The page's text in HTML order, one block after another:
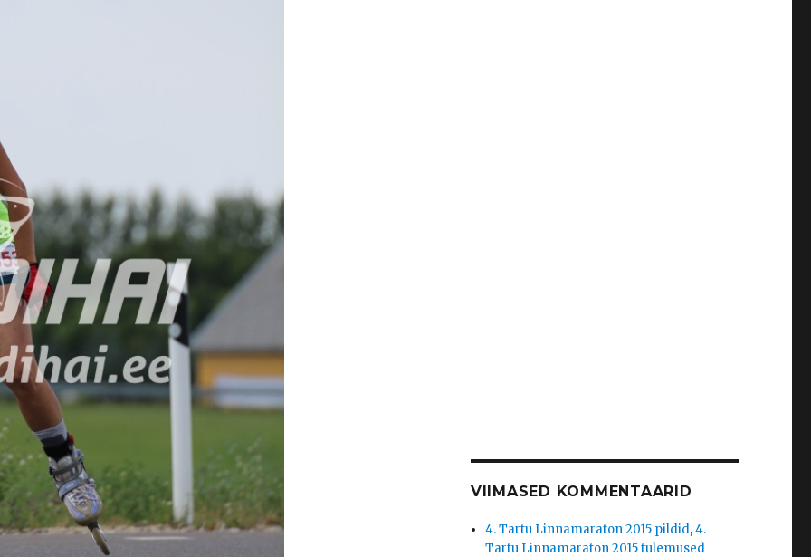
VIIMASED KOMMENTAARID
4. Tartu Linnamaraton 2015 pildid,4.
Tartu Linnamaraton 2015 tulemused